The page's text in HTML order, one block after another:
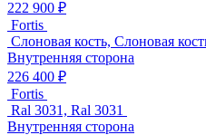
222 900 ₽
Fortis
Слоновая кость, Слоновая
Внутренняя сторона
226 400 ₽
Fortis
Ral 3031, Ral 3031
Внутренняя сторона